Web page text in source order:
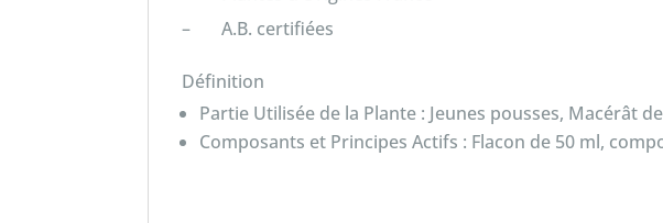
– A.B. certifiées
Définition
Partie Utilisée de la Plante : Jeunes pousses, Macérât
Composants et Principes Actifs : Flacon de 50 ml,